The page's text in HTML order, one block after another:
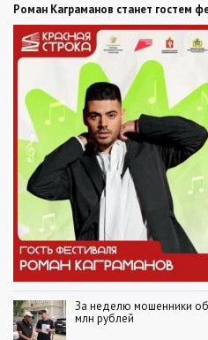
Роман Каграманов станет гостем
За неделю мошенники
млн рублей